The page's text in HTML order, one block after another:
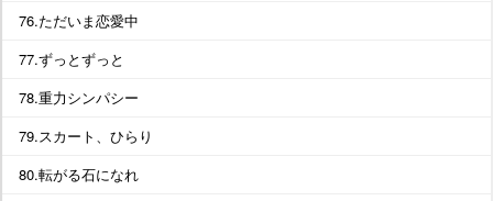
76.ただいま恋愛中
77.ずっとずっと
78.重力シンパシー
79.スカート、ひらり
80.転がる石になれ